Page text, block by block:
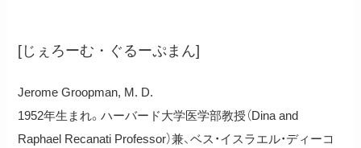
[じぇろーむ・ぐるーぷまん]
Jerome Groopman, M. D.
1952年生まれ。ハーバード大学医学部教授（Dina and
Raphael Recanati Professor）兼、ベス・イスラエル・ディーコ